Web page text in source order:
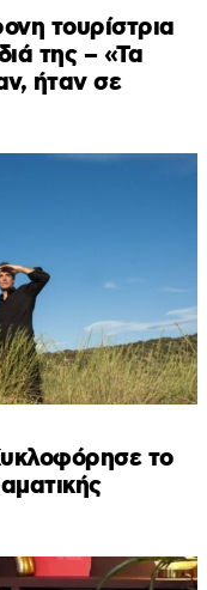
τουρίστρια
της – «Τα
ήταν σε
το